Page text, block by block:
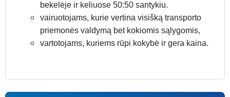
bekelėje ir keliuose 50:50 santykiu.
vairuotojams, kurie vertina visišką transporto
priemonės valdymą bet kokiomis sąlygomis,
vartotojams, kuriems rūpi kokybė ir gera kaina.